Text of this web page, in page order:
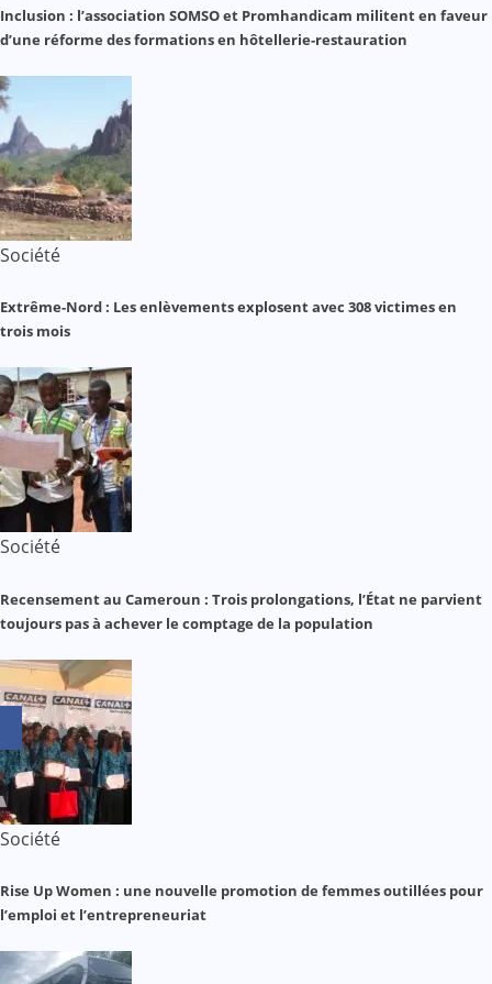
Inclusion : l’association SOMSO et Promhandicam militent en faveur
d’une réforme des formations en hôtellerie-restauration
Société
Extrême-Nord : Les enlèvements explosent avec 308 victimes en
trois mois
Société
Recensement au Cameroun : Trois prolongations, l’État ne parvient
toujours pas à achever le comptage de la population
Société
Rise Up Women : une nouvelle promotion de femmes outillées pour
l’emploi et l’entrepreneuriat